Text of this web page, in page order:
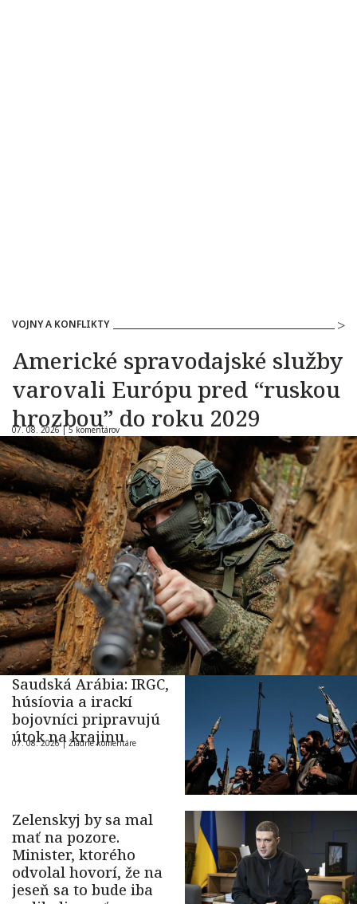
VOJNY A KONFLIKTY
Americké spravodajské služby
varovali Európu pred “ruskou
hrozbou” do roku 2029
07. 08. 2026 |5 komentárov
Saudská Arábia: IRGC,
húsíovia a irackí
bojovníci pripravujú
útok na krajinu
07. 08. 2026 |Žiadne komentáre
Zelenskyj by sa mal
mať na pozore.
Minister, ktorého
odvolal hovorí, že na
jeseň sa to bude iba